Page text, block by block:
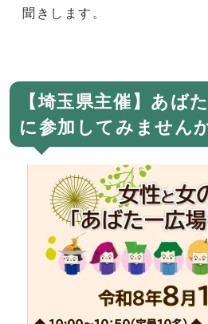
聞きします。
【埼玉県主催】あば
に参加してみません